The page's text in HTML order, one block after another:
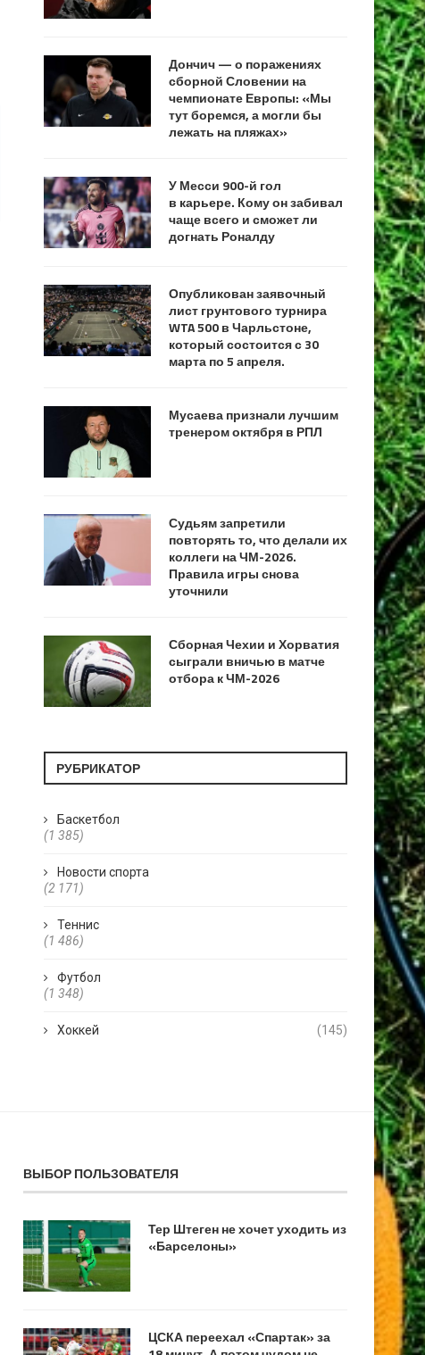
Дончич — о поражениях
сборной Словении на
чемпионате Европы: «Мы
тут боремся, а могли бы
лежать на пляжах»
У Месси 900-й гол
в карьере. Кому он забивал
чаще всего и сможет ли
догнать Роналду
Опубликован заявочный
лист грунтового турнира
WTA 500 в Чарльстоне,
который состоится с 30
марта по 5 апреля.
Мусаева признали лучшим
тренером октября в РПЛ
Судьям запретили
повторять то, что делали их
коллеги на ЧМ-2026.
Правила игры снова
уточнили
Сборная Чехии и Хорватия
сыграли вничью в матче
отбора к ЧМ-2026
РУБРИКАТОР
Баскетбол
(1 385)
Новости спорта
(2 171)
Теннис
(1 486)
Футбол
(1 348)
Хоккей (145)
ВЫБОР ПОЛЬЗОВАТЕЛЯ
Тер Штеген не хочет уходить из
«Барселоны»
ЦСКА переехал «Спартак» за